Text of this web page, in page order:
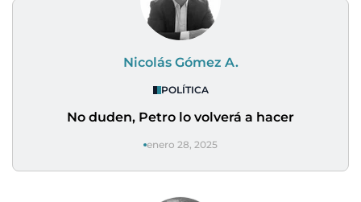
Nicolás Gómez A.
POLÍTICA
No duden, Petro lo volverá a hacer
enero 28, 2025